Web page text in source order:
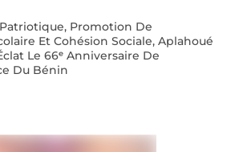
Promotion De
Et Cohésion Sociale, Aplahoué
Le 66ᵉ Anniversaire De
Du Bénin